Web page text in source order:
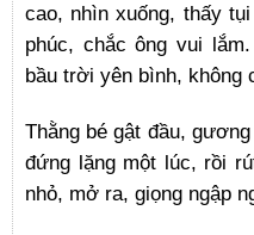
cao, nhìn xuống, thấy
phúc, chắc ông vui
bầu trời yên bình, không
Thằng bé gật đầu,
đứng lặng một lúc, rồi
nhỏ, mở ra, giọng ngập